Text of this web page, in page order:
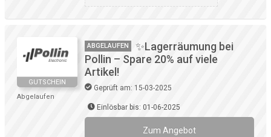
GUTSCHEIN
Abgelaufen
ABGELAUFEN
✨Lagerräumung bei
Pollin – Spare 20% auf viele
Artikel!
Geprüft am: 15-03-2025
Einlösbar bis: 01-06-2025
Zum Angebot